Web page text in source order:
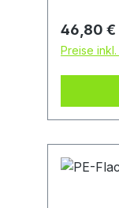
46,80 €
Preise